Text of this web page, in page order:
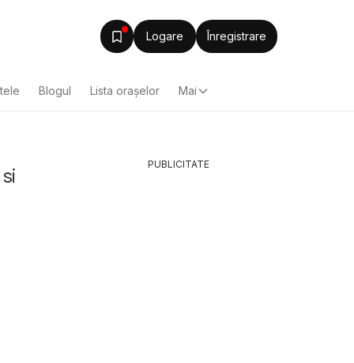
Logare Înregistrare
Blogul Lista oraşelor Mai
PUBLICITATE